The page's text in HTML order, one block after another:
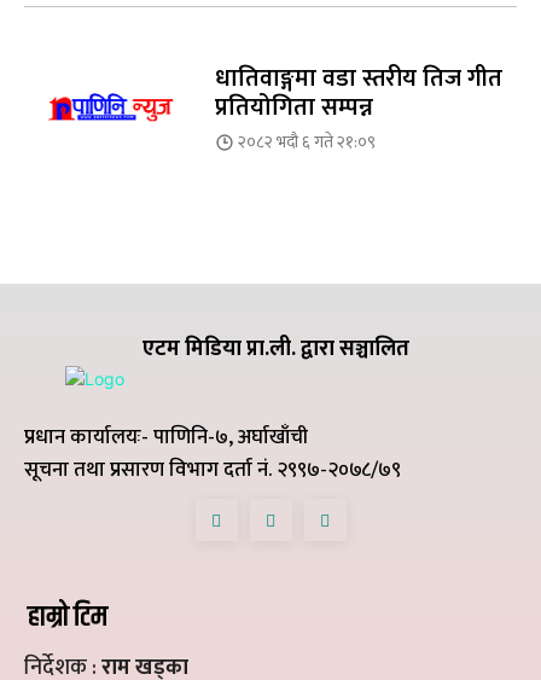
धातिवाङ्गमा वडा स्तरीय तिज गीत
प्रतियोगिता सम्पन्न
२०८२ भदौ ६ गते २१:०९
एटम मिडिया प्रा.ली. द्वारा सञ्चालित
प्रधान कार्यालयः- पाणिनि-७, अर्घाखाँची
सूचना तथा प्रसारण विभाग दर्ता नं. २९९७-२०७८/७९
हाम्रो टिम
निर्देशक :राम खड्का